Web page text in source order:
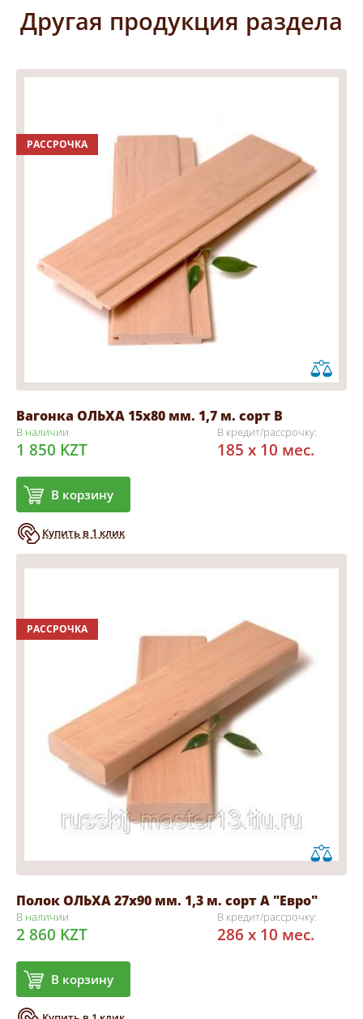
Другая продукция раздела
РАССРОЧКА
Вагонка ОЛЬХА 15х80 мм. 1,7 м. сорт В
В наличии
1 850 KZT
В корзину
Купить в 1 клик
В кредит/рассрочку:
185 x 10 мес.
РАССРОЧКА
Полок ОЛЬХА 27х90 мм. 1,3 м. сорт А "Евро"
В наличии
2 860 KZT
В корзину
В кредит/рассрочку:
286 x 10 мес.